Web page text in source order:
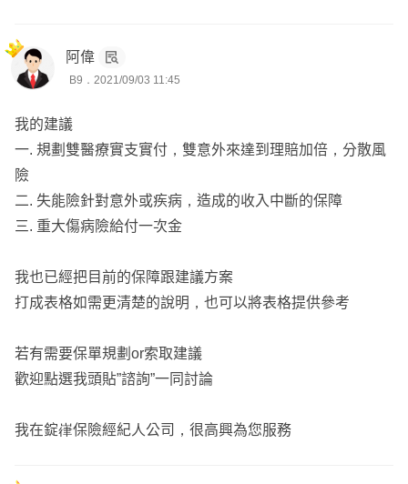
阿偉
B9．2021/09/03 11:45
我的建議
一. 規劃雙醫療實支實付，雙意外來達到理賠加倍，分散風
險
二. 失能險針對意外或疾病，造成的收入中斷的保障
三. 重大傷病險給付一次金
我也已經把目前的保障跟建議方案
打成表格如需更清楚的說明，也可以將表格提供參考
若有需要保單規劃or索取建議
歡迎點選我頭貼”諮詢”一同討論
我在錠嵂保險經紀人公司，很高興為您服務